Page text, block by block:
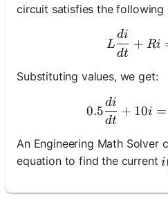
circuit satisfies the following
L
L
dt
di
+ Ri
Substituting values, we get:
0.5
dt
di
+ 10i =
An Engineering Math Solver
equation to find the currenti